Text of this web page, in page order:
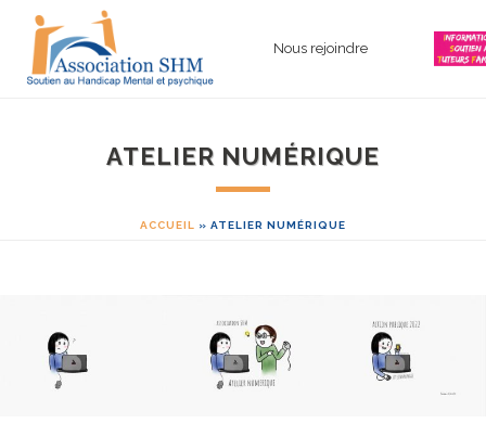
Nous rejoindre
ATELIER NUMÉRIQUE
ACCUEIL » ATELIER NUMÉRIQUE